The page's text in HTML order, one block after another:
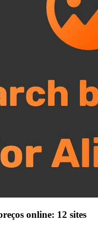
online: 12 sites